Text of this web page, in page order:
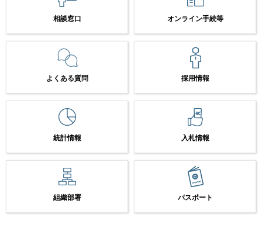
相談窓口 オンライン手続等
よくある質問 採用情報
統計情報 入札情報
組織部署 パスポート